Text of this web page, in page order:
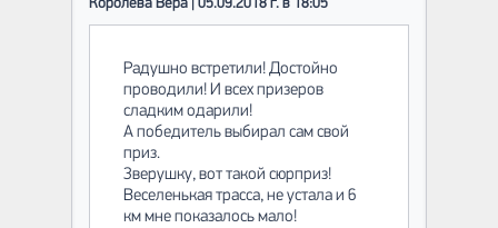
Королева Вера | 05.09.2018 г. в 18:05
Радушно встретили! Достойно
проводили! И всех призеров
сладким одарили!
А победитель выбирал сам свой
приз.
Зверушку, вот такой сюрприз!
Веселенькая трасса, не устала и 6
км мне показалось мало!